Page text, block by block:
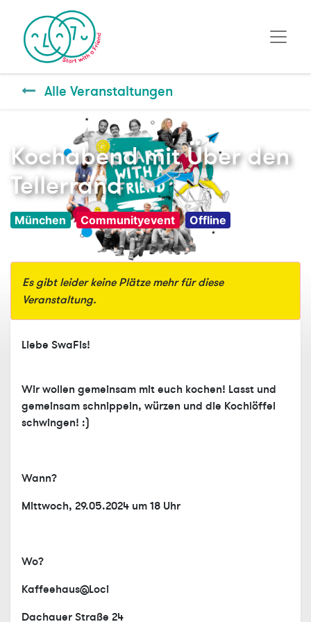
Alle Veranstaltungen
Kochabend mit Über den
Tellerrand
München Communityevent Offline
Es gibt leider keine Plätze mehr für diese
Veranstaltung.
Liebe SwaFis!
Wir wollen gemeinsam mit euch kochen! Lasst und
gemeinsam schnippeln, würzen und die Kochlöffel
schwingen! :)
Wann?
Mittwoch, 29.05.2024 um 18 Uhr
Wo?
Kaffeehaus@Loci
Dachauer Straße 24